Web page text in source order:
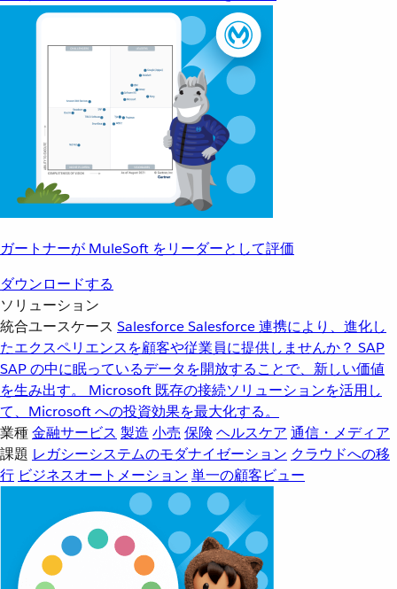
ガートナーが MuleSoft をリーダーとして評価
ダウンロードする
ソリューション
統合ユースケース SalesforceSalesforce 連携により、進化し
たエクスペリエンスを顧客や従業員に提供しませんか？ SAP
SAP の中に眠っているデータを開放することで、新しい価値
を生み出す。
Microsoft 既存の接続ソリューションを活用し
て、Microsoft への投資効果を最大化する。
業種金融サービス 製造 小売 保険 ヘルスケア 通信・メディア
課題 レガシーシステムのモダナイゼーション クラウドへの移
行 ビジネスオートメーション 単一の顧客ビュー